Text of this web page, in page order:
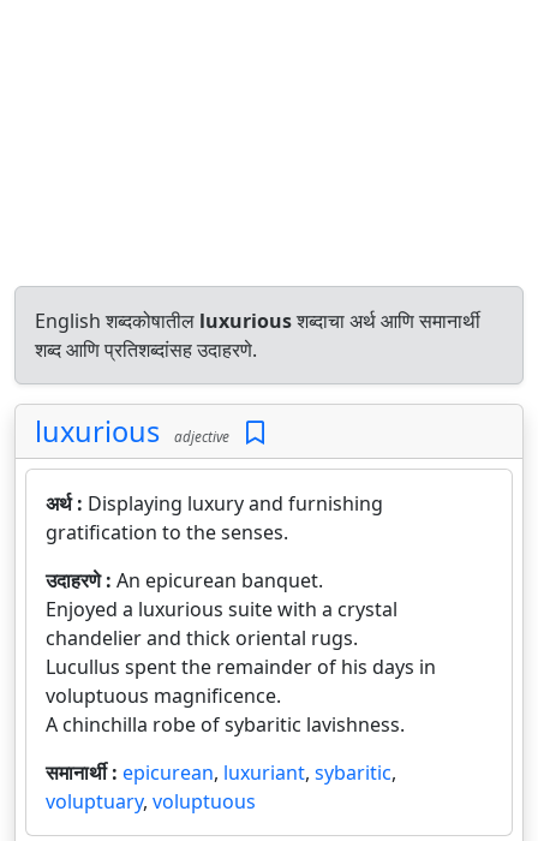
English शब्दकोषातील luxuriousशब्दाचा अर्थ आणि समानार्थी
शब्द आणि प्रतिशब्दांसह उदाहरणे.
luxurious adjective
अर्थ : Displaying luxury and furnishing
gratification to the senses.
उदाहरणे : An epicurean banquet.
Enjoyed a luxurious suite with a crystal
chandelier and thick oriental rugs.
Lucullus spent the remainder of his days in
voluptuous magnificence.
A chinchilla robe of sybaritic lavishness.
समानार्थी : epicurean, luxuriant, sybaritic,
voluptuary, voluptuous